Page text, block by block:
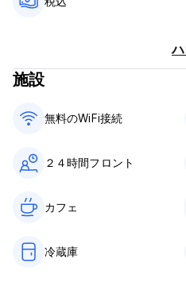
税金が含まれています。
子供に優しい。
禁煙。 (Auto-translated from
施設
無料のWiFi接続
２４時間フロント
カフェ
冷蔵庫